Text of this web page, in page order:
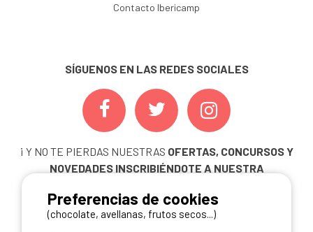
Contacto Ibericamp
SÍGUENOS EN LAS REDES SOCIALES
¡ Y NO TE PIERDAS NUESTRAS OFERTAS, CONCURSOS Y
NOVEDADES INSCRIBIÉNDOTE A NUESTRA
ME INSCRIBO
Preferencias de cookies
(chocolate, avellanas, frutos secos...)